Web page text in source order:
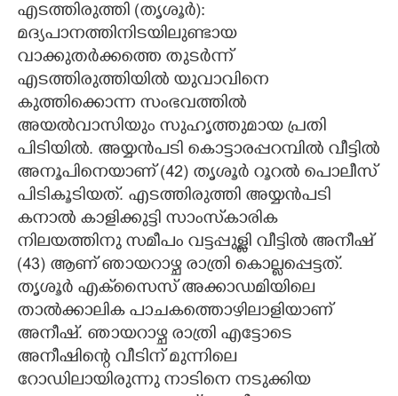
LITERATURE
ZOOM
CONTACT US
എടത്തിരുത്തി (തൃശൂർ):
മദ്യപാനത്തിനിടയിലുണ്ടായ
വാക്കുതർക്കത്തെ തുടർന്ന്
എടത്തിരുത്തിയിൽ യുവാവിനെ
കുത്തിക്കൊന്ന സംഭവത്തിൽ
അയൽവാസിയും സുഹൃത്തുമായ പ്രതി
പിടിയിൽ. അയ്യൻപടി കൊട്ടാരപ്പറമ്പിൽ വീട്ടിൽ
അനൂപിനെയാണ് (42) തൃശൂർ റൂറൽ പൊലീസ്
പിടികൂടിയത്. എടത്തിരുത്തി അയ്യൻപടി
കനാൽ കാളിക്കുട്ടി സാംസ്‌കാരിക
നിലയത്തിനു സമീപം വട്ടപ്പുള്ളി വീട്ടിൽ അനീഷ്
(43) ആണ് ഞായറാഴ്ച രാത്രി കൊല്ലപ്പെട്ടത്.
തൃശൂർ എക്‌സൈസ് അക്കാഡമിയിലെ
താൽക്കാലിക പാചകത്തൊഴിലാളിയാണ്
അനീഷ്. ഞായറാഴ്ച രാത്രി എട്ടോടെ
അനീഷിന്റെ വീടിന് മുന്നിലെ
റോഡിലായിരുന്നു നാടിനെ നടുക്കിയ